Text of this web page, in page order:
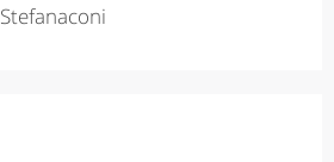
Stefanaconi